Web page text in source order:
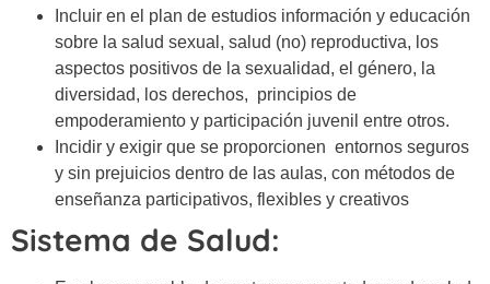
Incluir en el plan de estudios información y educación
sobre la salud sexual, salud (no) reproductiva, los
aspectos positivos de la sexualidad, el género, la
diversidad, los derechos, principios de
empoderamiento y participación juvenil entre otros.
Incidir y exigir que se proporcionen entornos seguros
y sin prejuicios dentro de las aulas, con métodos de
enseñanza participativos, flexibles y creativos
Sistema de Salud: